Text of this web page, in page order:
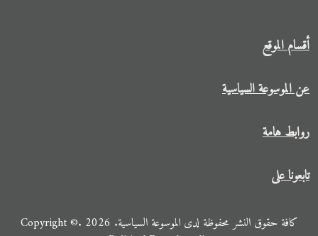
أقسام الموقع
عن الموسوعة السياسية
روابط هامة
تابعونا على
كافة حقوق النشر محفوظة لدى الموسوعة السياسية. 2026 .Copyright ©